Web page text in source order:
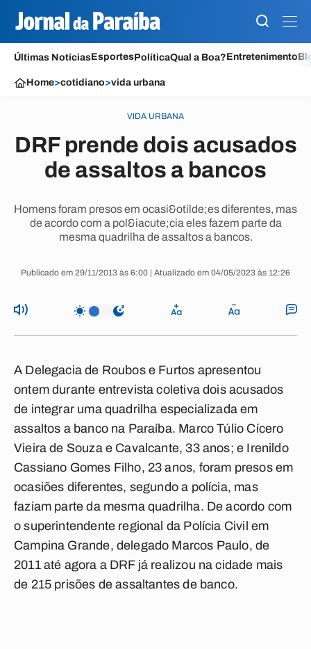
Últimas NotíciasEsportesPolíticaQual a Boa?Entretenimento
Home>cotidiano>vida urbana
VIDA URBANA
DRF prende dois acusados
de assaltos a bancos
Homens foram presos em ocasi&otilde;es diferentes, mas
de acordo com a pol&iacute;cia eles fazem parte da
mesma quadrilha de assaltos a bancos.
Publicado em 29/11/2013 às 6:00 | Atualizado em 04/05/2023 às 12:26
A Delegacia de Roubos e Furtos apresentou
ontem durante entrevista coletiva dois acusados
de integrar uma quadrilha especializada em
assaltos a banco na Paraíba. Marco Túlio Cícero
Vieira de Souza e Cavalcante, 33 anos; e Irenildo
Cassiano Gomes Filho, 23 anos, foram presos em
ocasiões diferentes, segundo a polícia, mas
faziam parte da mesma quadrilha. De acordo com
o superintendente regional da Polícia Civil em
Campina Grande, delegado Marcos Paulo, de
2011 até agora a DRF já realizou na cidade mais
de 215 prisões de assaltantes de banco.